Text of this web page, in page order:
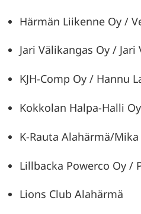
Härmän Liikenne Oy /
Jari Välikangas Oy / Jari
KJH-Comp Oy / Hannu
Kokkolan Halpa-Halli
K-Rauta Alahärmä/
Lillbacka Powerco Oy /
Lions Club Alahärmä